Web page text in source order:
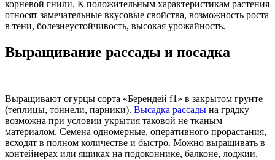
корневой гнили. К положительным характеристикам растения
относят замечательные вкусовые свойства, возможность роста
в тени, болезнеустойчивость, высокая урожайность.
Выращивание рассады и посадка
Выращивают огурцы сорта «Берендей f1» в закрытом грунте
(теплицы, тоннели, парники). Высадка рассады на грядку
возможна при условии укрытия таковой не тканым
материалом. Семена одномерные, оперативного прорастания,
всходят в полном количестве и быстро. Можно выращивать в
контейнерах или ящиках на подоконнике, балконе, лоджии.